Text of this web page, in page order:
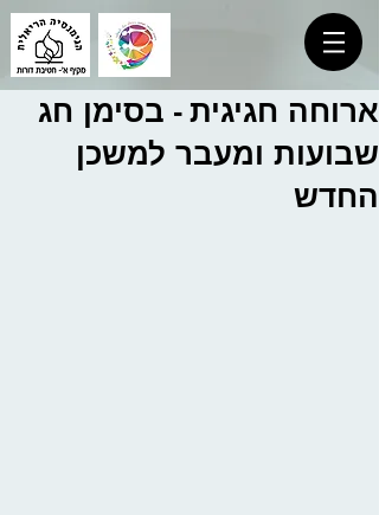
ארוחה חגיגית - בסימן חג
שבועות ומעבר למשכן
החדש